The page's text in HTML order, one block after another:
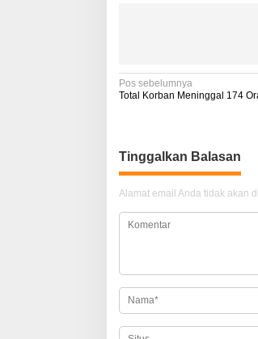
N
i
g
a
s
p
o
s
Pos sebelumnya
Total Korban Meninggal 174
Tinggalkan Balasan
Alamat email Anda tidak akan